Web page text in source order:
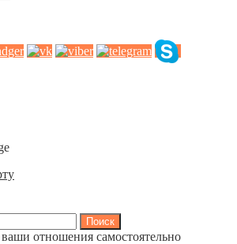
отношения самостоятельно